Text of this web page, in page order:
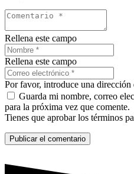
Rellena este campo
Rellena este campo
Por favor, introduce una
Guarda mi nombre, correo
para la próxima vez que comente.
Tienes que aprobar los términos
Publicar el comentario